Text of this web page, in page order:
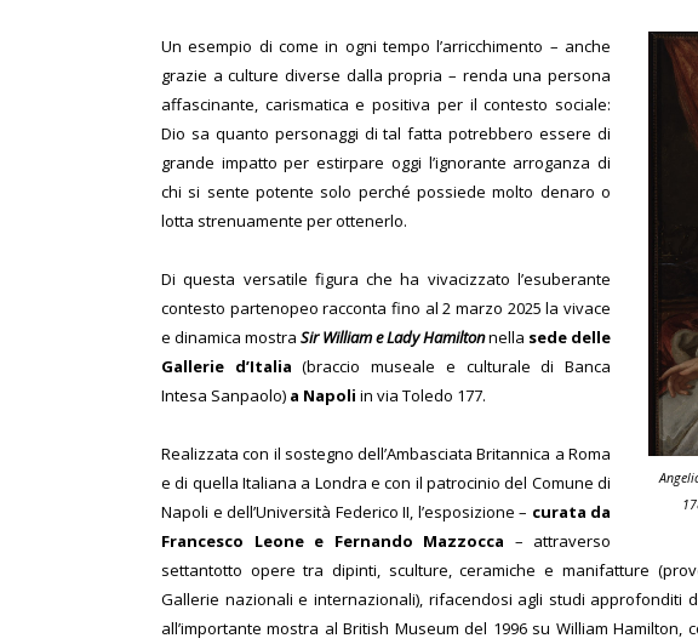
Un esempio di come in ogni tempo l’arricchimento – anche
grazie a culture diverse dalla propria – renda una persona
affascinante, carismatica e positiva per il contesto sociale:
Dio sa quanto personaggi di tal fatta potrebbero essere di
grande impatto per estirpare oggi l’ignorante arroganza di
chi si sente potente solo perché possiede molto denaro o
lotta strenuamente per ottenerlo.
Di questa versatile figura che ha vivacizzato l’esuberante
contesto partenopeo racconta fino al 2 marzo 2025 la vivace
e dinamica mostra Sir William e Lady Hamiltonnella sede delle
Gallerie d’Italia (braccio museale e culturale di Banca
Intesa Sanpaolo) a Napoli in via Toledo 177.
Realizzata con il sostegno dell’Ambasciata Britannica a Roma
e di quella Italiana a Londra e con il patrocinio del Comune di
Napoli e dell’Università Federico II, l’esposizione – curata da
Francesco
Leone e Fernando Mazzocca – attraverso
settantotto opere tra dipinti, sculture, ceramiche e manifatture
Gallerie nazionali e internazionali), rifacendosi agli studi approfonditi
all’importante mostra al British Museum del 1996 su William